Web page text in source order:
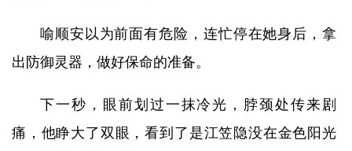
喻顺安以为前面有危险，连忙停在她身后，拿
出防御灵器，做好保命的准备。
下一秒，眼前划过一抹冷光，脖颈处传来剧
痛，他睁大了双眼，看到了是江笠隐没在金色阳光